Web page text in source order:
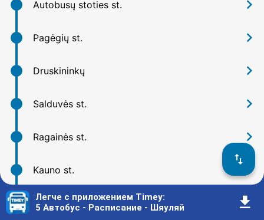
Autobusų stoties st. 󰅂
Pagėgių st. 󰅂
Druskininkų 󰅂
Salduvės st. 󰅂
Ragainės st. 󰅂
Kauno st. 󰅂
Lentpjūvės st. 󰅂
󰓢
Легче с приложением Timey:
5 Автобус - Расписание - Шяуляй
󰇚